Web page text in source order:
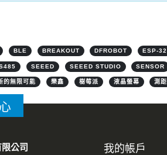
BLE BREAKOUT DFROBOT ESP-32
SEEED SEEED STUDIO SENSOR
的無限可能 樂鑫 樹莓派 液晶螢幕 測距
公司 我的帳戶